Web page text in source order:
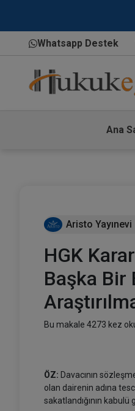
Whatsapp Destek
Ana
Aristo Yayınevi
HGK
Başka Bir
Bu makale 4273 kez
ÖZ: Davacının
olan dairenin adına
sakatlandığının kabulü